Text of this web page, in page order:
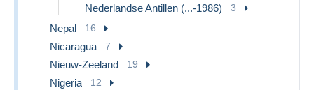
Nederlandse Antillen (...-1986) 3
Nepal 16
Nicaragua 7
Nieuw-Zeeland 19
Nigeria 12